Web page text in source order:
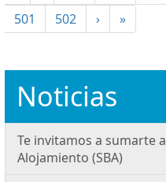
501
502 › »
Noticias
Te invitamos a sumarte
Alojamiento (SBA)